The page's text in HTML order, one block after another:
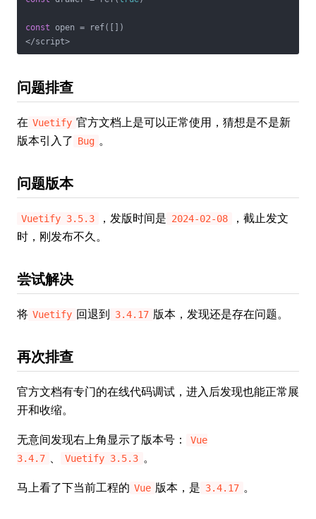
const open = ref([])
</script>
问题排查
在 Vuetify 官方文档上是可以正常使用，猜想是不是新
版本引入了 Bug 。
问题版本
Vuetify 3.5.3 ，发版时间是 2024-02-08
，截止发文
时，刚发布不久。
尝试解决
将 Vuetify 回退到 3.4.17 版本，发现还是存在问题。
再次排查
官方文档有专门的在线代码调试，进入后发现也能正常展
开和收缩。
无意间发现右上角显示了版本号：
Vue
3.4.7
Vuetify 3.5.3 。
马上看了下当前工程的 Vue 版本，是 3.4.17 。